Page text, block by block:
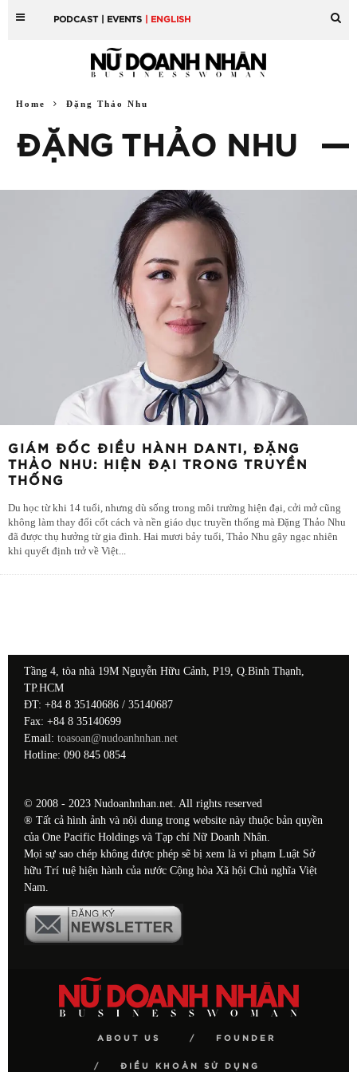
PODCAST | EVENTS | ENGLISH
Home Đặng Thảo Nhu
ĐẶNG THẢO NHU
GIÁM ĐỐC ĐIỀU HÀNH DANTI, ĐẶNG
THẢO NHU: HIỆN ĐẠI TRONG TRUYỀN
THỐNG
Du học từ khi 14 tuổi, nhưng dù sống trong môi trường hiện đại, cởi mở cũng
không làm thay đổi cốt cách và nền giáo dục truyền thống mà Đặng Thảo Nhu
đã được thụ hưởng từ gia đình. Hai mươi bảy tuổi, Thảo Nhu gây ngạc nhiên
khi quyết định trở về Việt...
Tầng 4, tòa nhà 19M Nguyễn Hữu Cảnh, P19, Q.Bình Thạnh,
TP.HCM
ĐT: +84 8 35140686 / 35140687
Fax: +84 8 35140699
Email: toasoan@nudoanhnhan.net
Hotline: 090 845 0854
© 2008 - 2023 Nudoanhnhan.net. All rights reserved
® Tất cả hình ảnh và nội dung trong website này thuộc bản quyền
của One Pacific Holdings và Tạp chí Nữ Doanh Nhân.
Mọi sự sao chép không được phép sẽ bị xem là vi phạm Luật Sở
hữu Trí tuệ hiện hành của nước Cộng hòa Xã hội Chủ nghĩa Việt
Nam.
ABOUT US FOUNDER
ĐIỀU KHOẢN SỬ DỤNG